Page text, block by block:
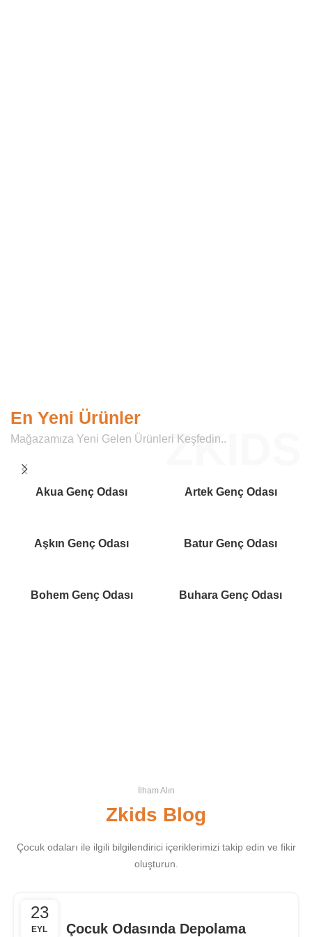
ZKIDS
En Yeni Ürünler
Mağazamıza Yeni Gelen Ürünleri Keşfedin..
Akua Genç Odası Artek Genç Odası
Aşkın Genç Odası Batur Genç Odası
Bohem Genç Odası Buhara Genç Odası
İlham Alın
Zkids Blog
Çocuk odaları ile ilgili bilgilendirici içeriklerimizi takip edin ve fikir
oluşturun.
23
EYL
Çocuk Odasında Depolama